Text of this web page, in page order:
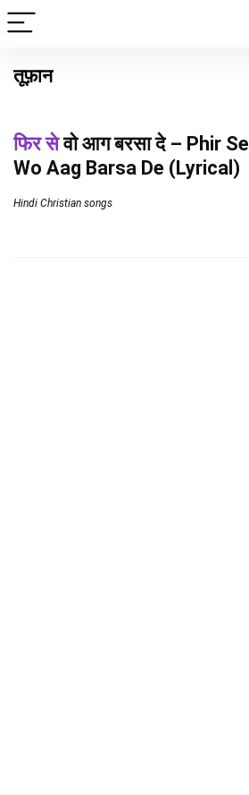
तूफ़ान
फिर सेवो आग बरसा दे – Phir Se
Wo Aag Barsa De (Lyrical)
Hindi Christian songs